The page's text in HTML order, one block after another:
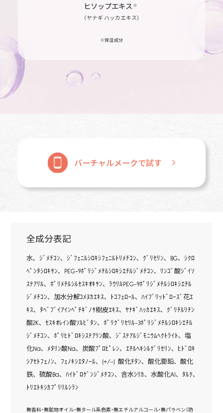
ヒソップエキス ※
（ヤナギ ハッカエキス）
※保湿成分
バーチャルメークで試す
全成分表記
水､ ｼﾞﾒﾁｺﾝ､ ｼﾞﾌｪﾆﾙｼﾛｷｼﾌｪﾆﾙﾄﾘﾒﾁｺﾝ､ ｸﾞﾘｾﾘﾝ､ BG､ ｼｸﾛ
ﾍﾟﾝﾀｼﾛｷｻﾝ､ PEG-9ﾎﾟﾘｼﾞﾒﾁﾙｼﾛｷｼｴﾁﾙｼﾞﾒﾁｺﾝ､ ﾘﾝｺﾞ酸ｼﾞｲｿ
ｽﾃｱﾘﾙ､ ﾎﾟﾘﾒﾁﾙｼﾙｾｽｷｵｷｻﾝ､ ﾗｳﾘﾙPEG-9ﾎﾟﾘｼﾞﾒﾁﾙｼﾛｷｼｴﾁﾙ
ｼﾞﾒﾁｺﾝ､ 加水分解ｺﾒﾇｶｴｷｽ､ ﾄｺﾌｪﾛｰﾙ､ ﾊｲﾌﾞﾘｯﾄﾞﾛｰｽﾞ花ｴ
ｷｽ､ ﾀﾍﾞﾌﾞｲｱｲﾝﾍﾟﾁｷﾞﾉｻ樹皮ｴｷｽ､ ﾔﾅｷﾞﾊｯｶｴｷｽ､ ｸﾞﾘﾁﾙﾘﾁﾝ
酸2K､ ｾｽｷｵﾚｲﾝ酸ｿﾙﾋﾞﾀﾝ､ ﾎﾟﾘｸﾞﾘｾﾘﾙ-3ﾎﾟﾘｼﾞﾒﾁﾙｼﾛｷｼｴﾁﾙ
ｼﾞﾒﾁｺﾝ､ ﾎﾟﾘﾋﾄﾞﾛｷｼｽﾃｱﾘﾝ酸､ ｼﾞｽﾃｱﾙｼﾞﾓﾆｳﾑﾍｸﾄﾗｲﾄ､ 塩
化Na､ ﾒﾀﾘﾝ酸Na､ 炭酸ﾌﾟﾛﾋﾟﾚﾝ､ ｴﾁﾙﾍｷｼﾙｸﾞﾘｾﾘﾝ､ ﾋﾄﾞﾛｷ
ｼｱｾﾄﾌｪﾉﾝ､ ﾌｪﾉｷｼｴﾀﾉｰﾙ､ (+/-) 酸化ﾁﾀﾝ､ 酸化亜鉛､ 酸化
鉄､ 硫酸Ba､ ﾊｲﾄﾞﾛｹﾞﾝｼﾞﾒﾁｺﾝ､ 含水ｼﾘｶ､ 水酸化Al､ ﾀﾙｸ､
ﾄﾘｴﾄｷｼｶﾌﾟﾘﾘﾙｼﾗﾝ
無香料・無鉱物オイル・無タール系色素・無エチルアルコール・無パラベン（防